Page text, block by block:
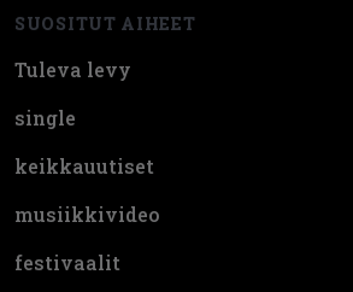
SUOSITUT AIHEET
Tuleva levy
single
keikkauutiset
musiikkivideo
festivaalit